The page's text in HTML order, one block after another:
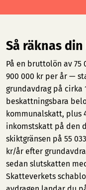
Så räknas
På en bruttolön av
900 000 kr per år —
grundavdrag på cirka
beskattningsbara
kommunalskatt, plus
inkomstskatt på den
skiktgränsen på 55
kr/år efter
sedan slutskatten
Skatteverkets